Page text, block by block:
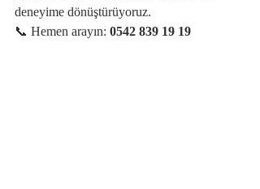
deneyime dönüştürüyoruz.
📞 Hemen arayın: 0542 839 19 19